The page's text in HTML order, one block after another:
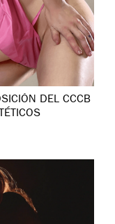
DEL CCCB